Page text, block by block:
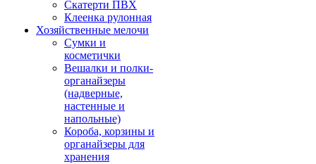
Скатерти ПВХ
Клеенка рулонная
Хозяйственные мелочи
Сумки и
косметички
Вешалки и полки-
органайзеры
(надверные,
настенные и
напольные)
Короба, корзины и
органайзеры для
хранения